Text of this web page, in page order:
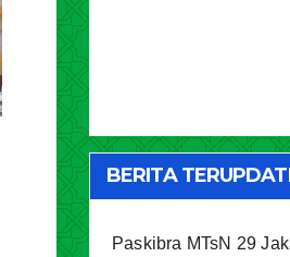
BERITA
Paskibra MTsN 29